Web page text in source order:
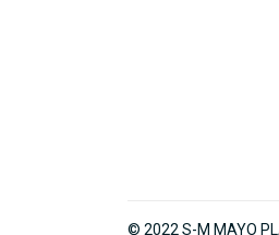
© 2022 S-M MAYO